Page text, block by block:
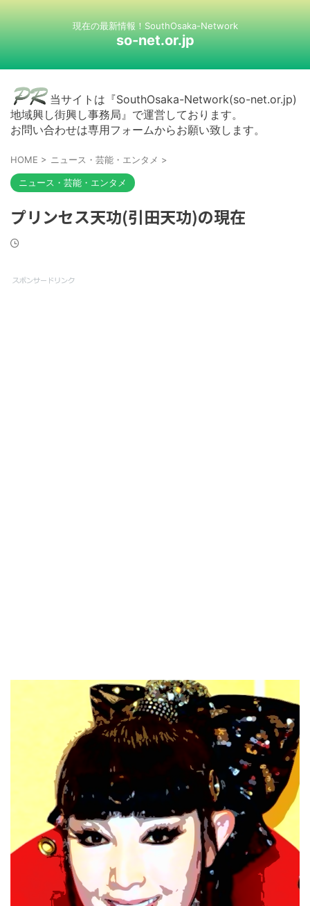
現在の最新情報！SouthOsaka-Network
so-net.or.jp
当サイトは『SouthOsaka-Network(so-net.or.jp)
地域興し街興し事務局』で運営しております。
お問い合わせは専用フォームからお願い致します。
HOME > ニュース・芸能・エンタメ >
ニュース・芸能・エンタメ
プリンセス天功(引田天功)の現在